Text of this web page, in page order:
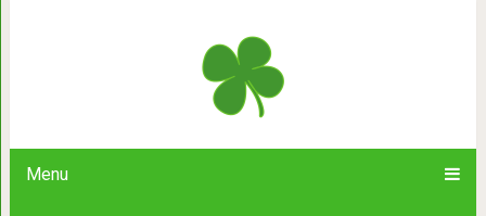
Menu
Угрозы в общении с детьми